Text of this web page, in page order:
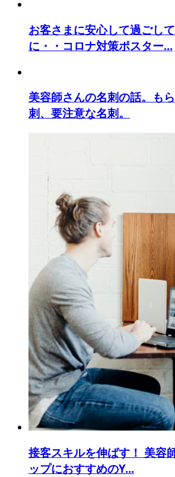
お客さまに安心して過ごし
に・・コロナ対策ポスター...
美容師さんの名刺の話。も
刺、要注意な名刺。
接客スキルを伸ばす！ 美容
ップにおすすめのY...